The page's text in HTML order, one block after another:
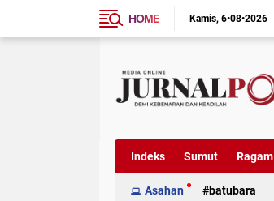
HOME Kamis 6•08•2026
Indeks Sumut Ragam
Asahan batubara